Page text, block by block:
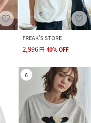
FREAK’S STORE
2,996円 40%OFF
6